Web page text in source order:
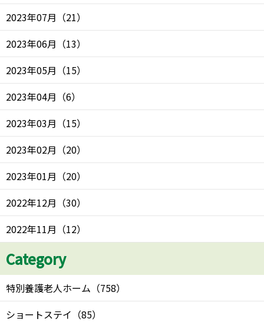
2023年07月 （21）
2023年06月 （13）
2023年05月 （15）
2023年04月 （6）
2023年03月 （15）
2023年02月 （20）
2023年01月 （20）
2022年12月 （30）
2022年11月 （12）
Category
特別養護老人ホーム （758）
ショートステイ （85）